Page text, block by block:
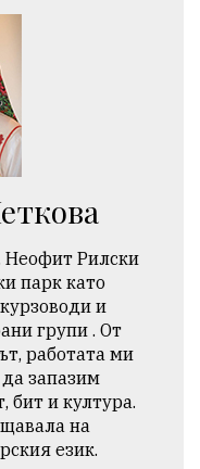
Неофит Рилски
парк като
и
групи . От
работата ми
запазим
бит и култура.
на
език.